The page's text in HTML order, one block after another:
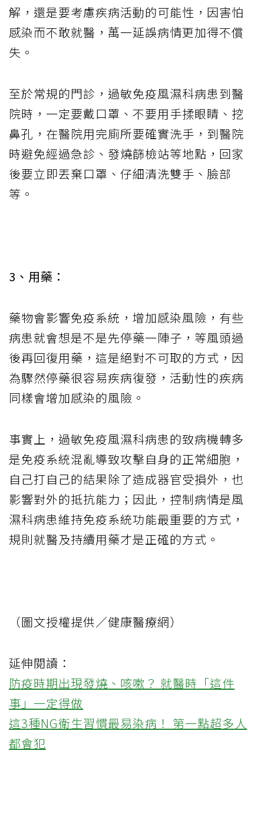
解，還是要考慮疾病活動的可能性，因害怕
感染而不敢就醫，萬一延誤病情更加得不償
失。
至於常規的門診，過敏免疫風濕科病患到醫
院時，一定要戴口罩、不要用手揉眼睛、挖
鼻孔，在醫院用完廁所要確實洗手，到醫院
時避免經過急診、發燒篩檢站等地點，回家
後要立即丟棄口罩、仔細清洗雙手、臉部
等。
3、用藥：
藥物會影響免疫系統，增加感染風險，有些
病患就會想是不是先停藥一陣子，等風頭過
後再回復用藥，這是絕對不可取的方式，因
為驟然停藥很容易疾病復發，活動性的疾病
同樣會增加感染的風險。
事實上，過敏免疫風濕科病患的致病機轉多
是免疫系統混亂導致攻擊自身的正常細胞，
自己打自己的結果除了造成器官受損外，也
影響對外的抵抗能力；因此，控制病情是風
濕科病患維持免疫系統功能最重要的方式，
規則就醫及持續用藥才是正確的方式。
（圖文授權提供／健康醫療網）
延伸閱讀：
防疫時期出現發燒、咳嗽？ 就醫時「這件
事」一定得做
這3種NG衛生習慣最易染病！ 第一點超多人
都會犯